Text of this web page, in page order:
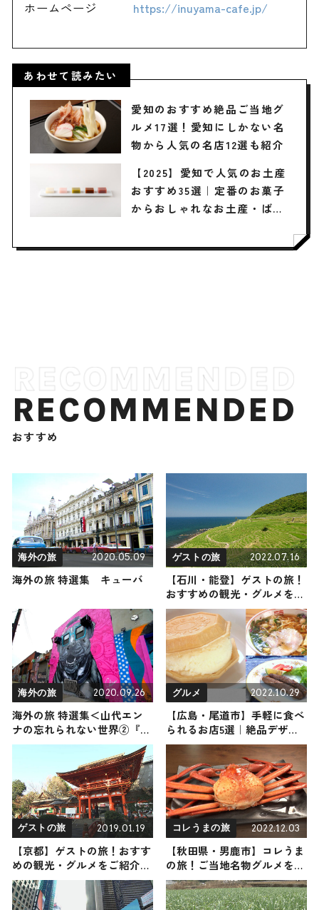
ホームページ https://inuyama-cafe.jp/
あわせて読みたい
愛知のおすすめ絶品ご当地グ
ルメ17選！愛知にしかない名
物から人気の名店12選も紹介
【2025】愛知で人気のお土産
おすすめ35選｜定番のお菓子
からおしゃれなお土産・ばら
RECOMMENDED
おすすめ
海外の旅 2020.05.09
海外の旅 特選集 キューバ
ゲストの旅 2022.07.16
【石川・能登】ゲストの旅！
おすすめの観光・グルメをご
紹介 2022年7月16日放送
海外の旅 2020.09.26
海外の旅 特選集＜山代エン
ナの忘れられない世界②『ア
メリカ＆ギリシャ編』＞
グルメ 2022.10.29
【広島・尾道市】手軽に食べ
られるお店5選｜絶品デザー
トからフルーツまでご紹介
ゲストの旅 2019.01.19
【京都】ゲストの旅！おすす
めの観光・グルメをご紹介
2019年1月19日放送
コレうまの旅 2022.12.03
【秋田県・男鹿市】コレうま
の旅！ご当地名物グルメをお
届け